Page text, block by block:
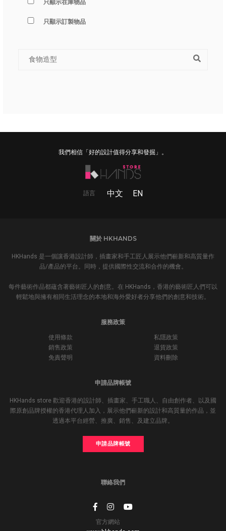
只顯示在庫物品
只顯示訂製物品
我們相信「好的設計值得分享和發掘」。
語言 中文 EN
關於 HKHANDS
HKHands 是一個讓香港設計師，插畫家和手工匠人展示他們嶄新和高質量作
品/產品的平台。同時，提供國際性交流和合作的機會。
每件藝術作品都蘊含著藝術匠人的創意。在 HKHands，香港的藝術匠人們可以
輕鬆地與擁有相同生活理念的本地和海外愛好者分享他們的創意和技術。
服務政策
使用條款
私隱政策
銷售政策
退貨政策
免責聲明
資料刪除
申請品牌帳號
HKHands store 歡迎香港的設計師、插畫家、手工職人、自由創作者、以及國
際原創品牌授權的香港代理人加入，展示他們嶄新的設計和高質量的作品，並
透過本平台經營、推廣、銷售、及建立品牌。
申請品牌帳號
聯絡我們
官方網站